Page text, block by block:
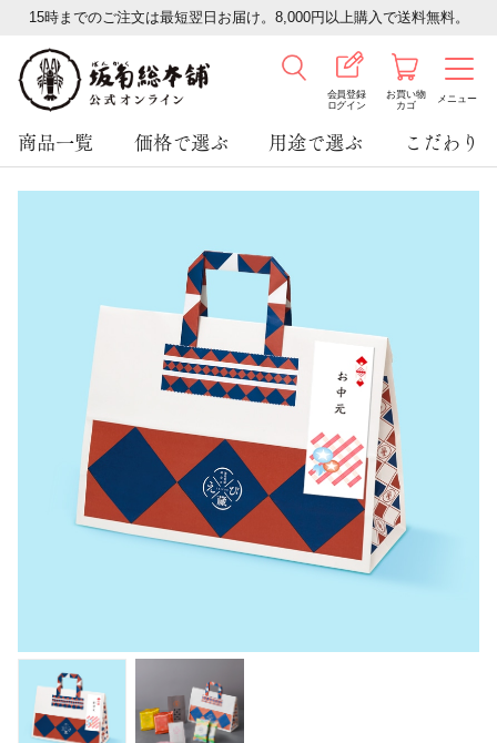
15時までのご注文は最短翌日お届け。8,000円以上購入で送料無料。
会員登録
ログイン
お買い物
カゴ
メニュー
商品一覧 価格で選ぶ 用途で選ぶ こだわり